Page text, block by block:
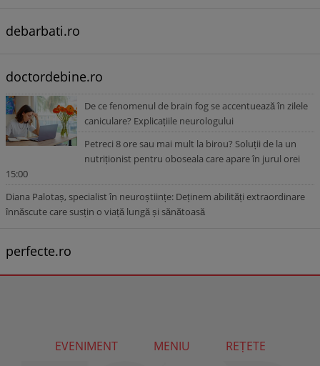
debarbati.ro
doctordebine.ro
De ce fenomenul de brain fog se accentuează în zilele
caniculare? Explicațiile neurologului
Petreci 8 ore sau mai mult la birou? Soluții de la un
nutriționist pentru oboseala care apare în jurul orei
15:00
Diana Palotaș, specialist în neuroștiințe: Deținem abilități extraordinare
înnăscute care susțin o viață lungă și sănătoasă
perfecte.ro
EVENIMENT MENIU
REȚETE